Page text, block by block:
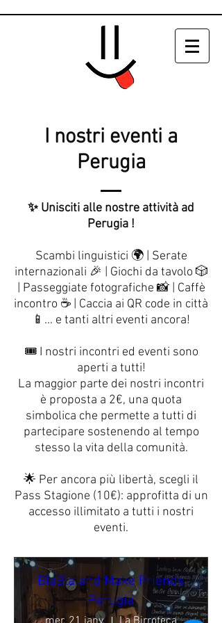
I nostri eventi a
Perugia
✨ Unisciti alle nostre attività ad
Perugia !
Scambi linguistici 🌍 | Serate
internazionali 🎉 | Giochi da tavolo 🎲
| Passeggiate fotografiche 📸 | Caffè
incontro ☕ | Caccia ai QR code in città
📱… e tanti altri eventi ancora!
🎟️ I nostri incontri ed eventi sono
aperti a tutti!
La maggior parte dei nostri incontri
è proposta a 2€, una quota
simbolica che permette a tutti di
partecipare sostenendo al tempo
stesso la vita della comunità.
🌟 Per ancora più libertà, scegli il
Pass Stagione (10€): approfitta di un
accesso illimitato a tutti i nostri
eventi.
BlaBla and Make Friends
Perugia